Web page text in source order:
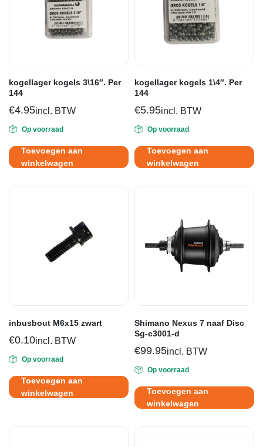
kogellager kogels 3\16″. Per
144
€4.95incl. BTW
Op voorraad
Toevoegen aan
winkelwagen
kogellager kogels 1\4″. Per
144
€5.95incl. BTW
Op voorraad
Toevoegen aan
winkelwagen
inbusbout M6x15 zwart
€0.10incl. BTW
Op voorraad
Toevoegen aan
winkelwagen
Shimano Nexus 7 naaf Disc
Sg-c3001-d
€99.95incl. BTW
Op voorraad
Toevoegen aan
winkelwagen